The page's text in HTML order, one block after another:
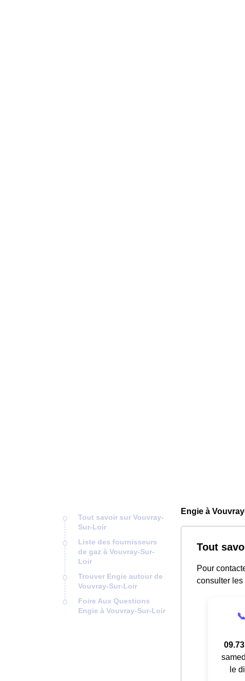
Tout savoir sur Vouvray-
Sur-Loir
Liste des fournisseurs
de gaz à Vouvray-Sur-
Loir
Trouver Engie autour de
Vouvray-Sur-Loir
Foire Aux Questions
Engie à Vouvray-Sur-Loir
Engie à
Tout
Pour
consulter les
le